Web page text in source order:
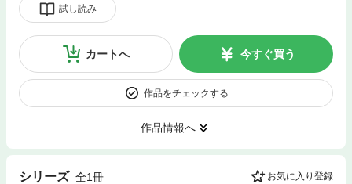
試し読み
カートへ 今すぐ買う
作品をチェックする
作品情報へ
シリーズ 全1冊 お気に入り登録